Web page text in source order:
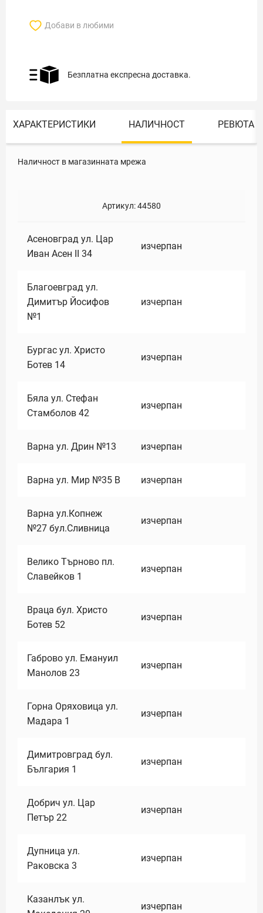
Добави в любими
Безплатна експресна доставка.
ХАРАКТЕРИСТИКИ НАЛИЧНОСТ РЕВЮТА
Наличност в магазинната мрежа
Артикул:44580
Асеновград ул. Цар
Иван Асен II 34
изчерпан
Благоевград ул.
Димитър Йосифов
№1
изчерпан
Бургас ул. Христо
Ботев 14
изчерпан
Бяла ул. Стефан
Стамболов 42
изчерпан
Варна ул. Дрин №13 изчерпан
Варна ул. Мир №35 В изчерпан
Варна ул.Копнеж
№27 бул.Сливница
изчерпан
Велико Търново пл.
Славейков 1
изчерпан
Враца бул. Христо
Ботев 52
изчерпан
Габрово ул. Емануил
Манолов 23
изчерпан
Горна Оряховица ул.
Мадара 1
изчерпан
Димитровград бул.
България 1
изчерпан
Добрич ул. Цар
Петър 22
изчерпан
Дупница ул.
Раковска 3
изчерпан
Казанлък ул.
изчерпан